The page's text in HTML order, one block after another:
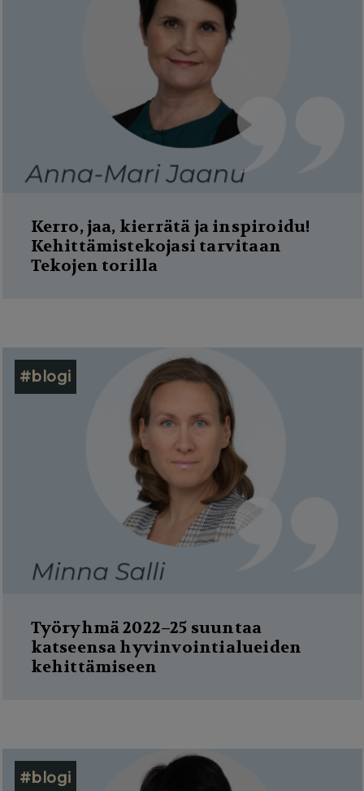
Kerro, jaa, kierrätä ja inspiroidu!
Kehittämistekojasi tarvitaan
Tekojen torilla
#blogi
Työryhmä 2022–25 suuntaa
katseensa hyvinvointialueiden
kehittämiseen
#blogi